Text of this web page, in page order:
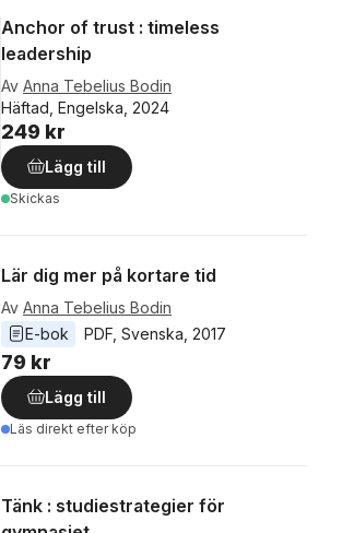
Anchor of trust : timeless
leadership
Av Anna Tebelius Bodin
Häftad, Engelska, 2024
249 kr
Lägg till
Skickas
Lär dig mer på kortare tid
Av Anna Tebelius Bodin
E-bok
PDF Svenska 2017
79 kr
Lägg till
Läs direkt efter köp
Tänk : studiestrategier för